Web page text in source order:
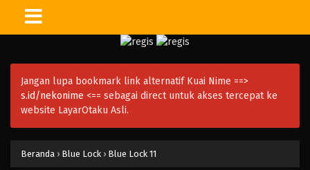
Jangan lupa bookmark link alternatif Kuai Nime ==>
s.id/nekonime <== sebagai direct untuk akses tercepat ke
website LayarOtaku Asli.
Beranda › Blue Lock › Blue Lock 11
Eps 24 - Februari 3, 2025